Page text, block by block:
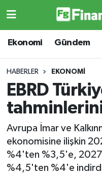
Ekonomi Gündem
HABERLER EKONOMI
EBRD
Avrupa İmar ve
ekonomisine ilişkin
%4'ten %3,5'e, 2027
%4,5'ten %4'e
Ekonomi
Borsa
Emlak
Emtia
Otomobil
Ekonomi
Borsa
Emlak
Otomobil
Emtia